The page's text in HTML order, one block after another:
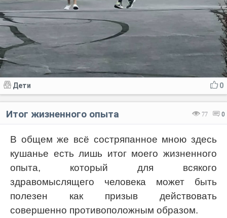
0
Дети
77 0
Итог жизненного опыта
В общем же всё состряпанное мною здесь
кушанье есть лишь итог моего жизненного
опыта, который для всякого
здравомыслящего человека может быть
полезен как призыв действовать
совершенно противоположным образом.